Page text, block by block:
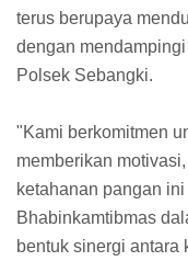
terus berupaya
dengan
Polsek Sebangki.
"Kami berkomitmen
memberikan
ketahanan pangan
Bhabinkamtibmas
bentuk sinergi antara